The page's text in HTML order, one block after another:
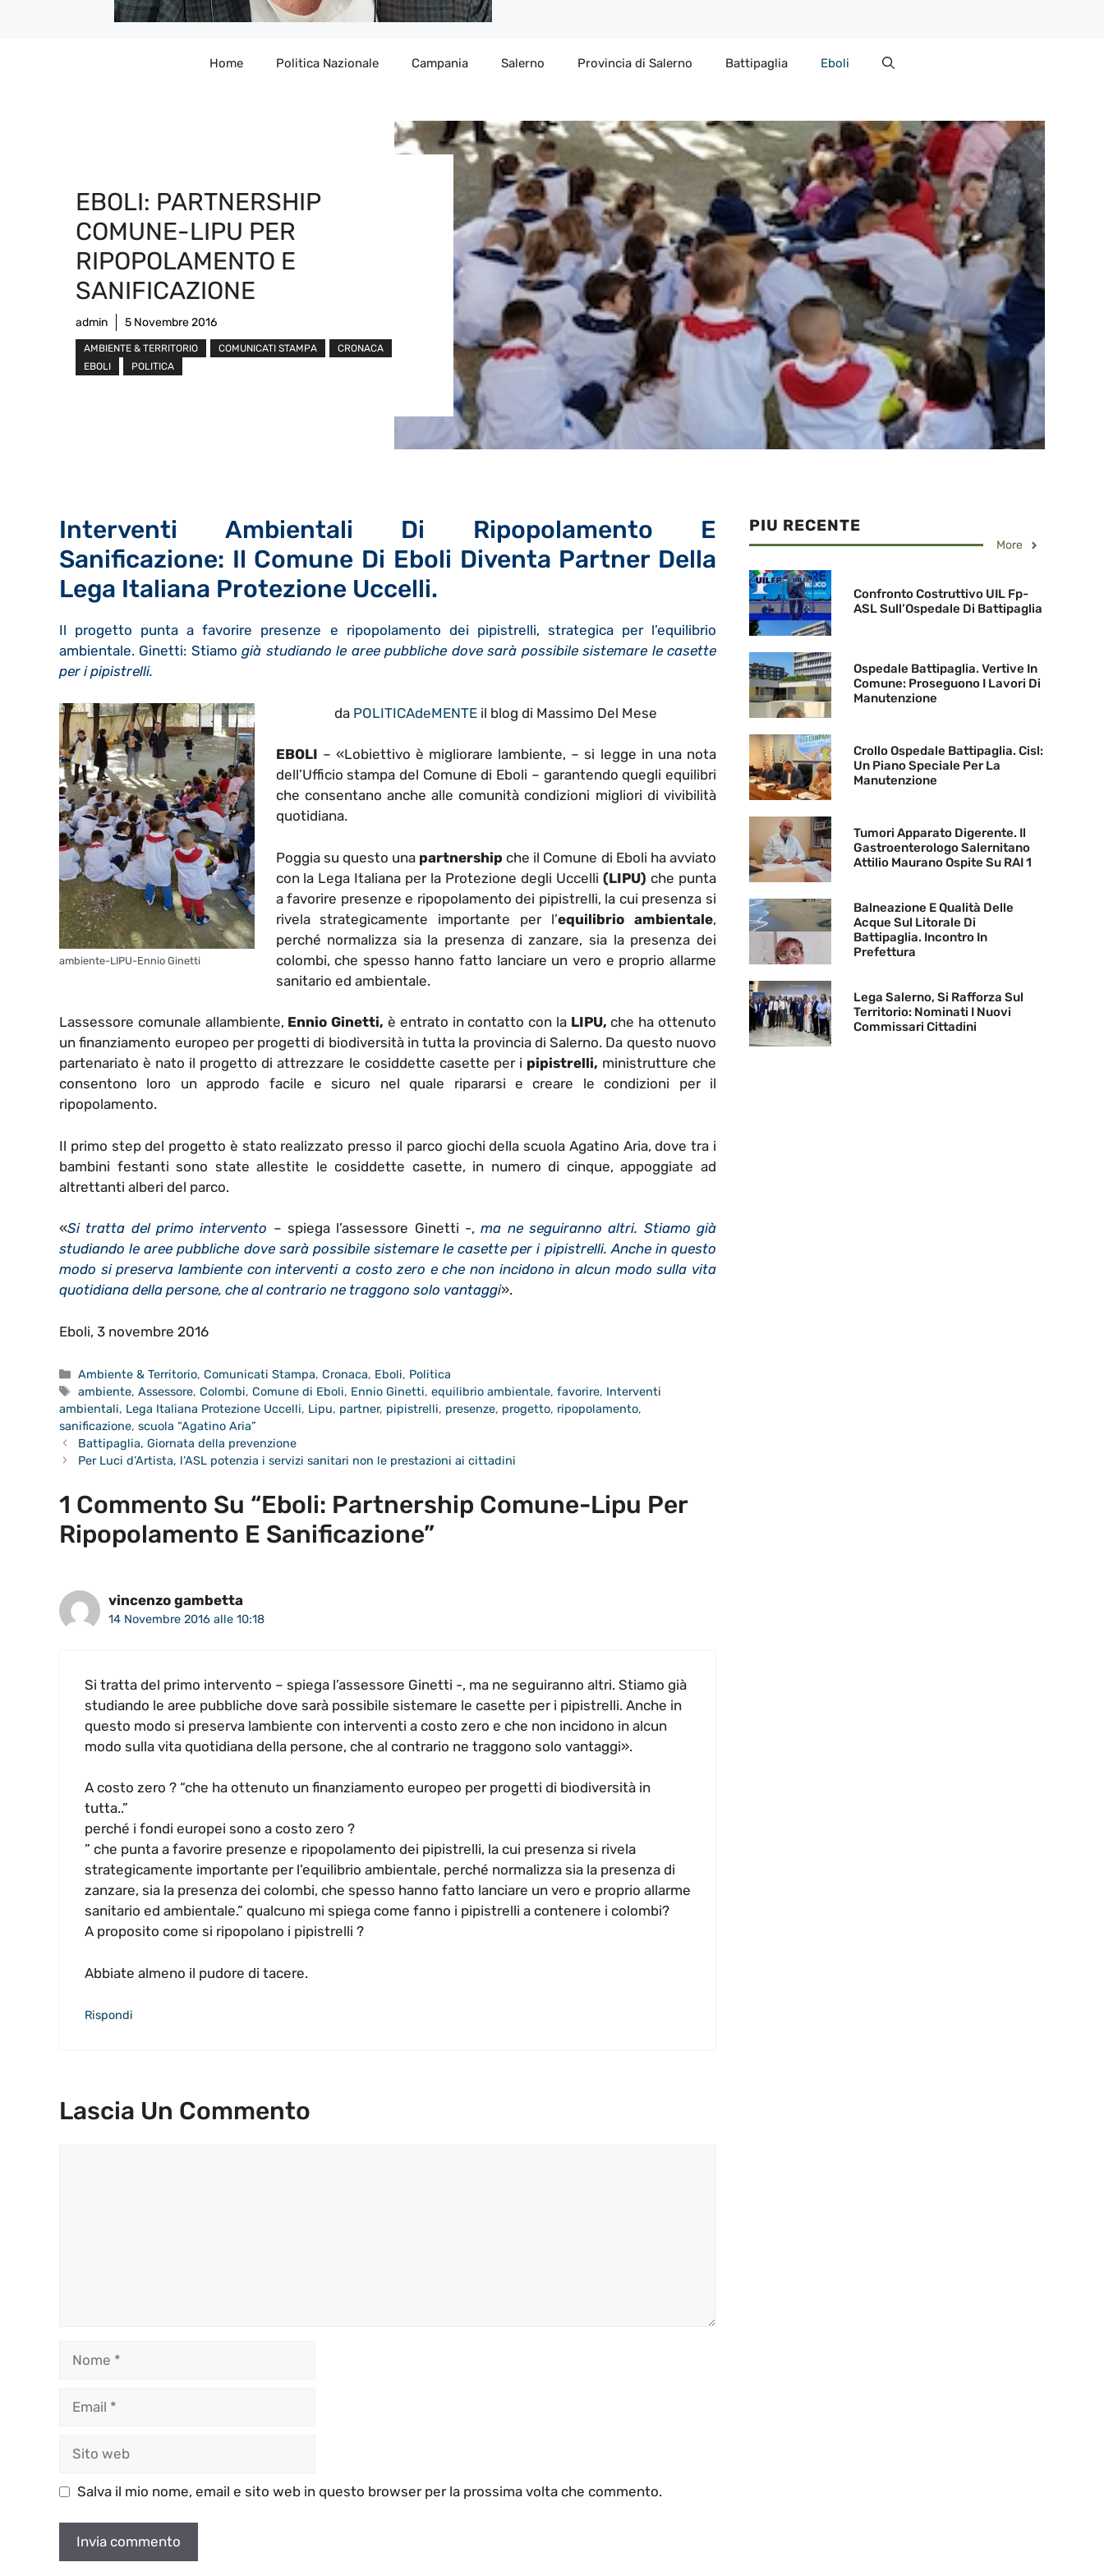
Home Politica Nazionale Campania Salerno Provincia di Salerno Battipaglia Eboli
EBOLI: PARTNERSHIP
COMUNE-LIPU PER
RIPOPOLAMENTO E
SANIFICAZIONE
admin 5 Novembre 2016
AMBIENTE & TERRITORIO COMUNICATI STAMPA
CRONACA
EBOLI
POLITICA
Interventi Ambientali Di Ripopolamento E
Sanificazione: Il Comune Di Eboli Diventa Partner Della
Lega Italiana Protezione Uccelli.
Il progetto punta a favorire presenze e ripopolamento dei pipistrelli, strategica per l’equilibrio
ambientale. Ginetti: Stiamo già studiando le aree pubbliche dove sarà possibile sistemare le casette
per i pipistrelli.
ambiente-LIPU-Ennio Ginetti
da POLITICAdeMENTE il blog di Massimo Del Mese
EBOLI – «Lobiettivo è migliorare lambiente, – si legge in una nota
dell’Ufficio stampa del Comune di Eboli – garantendo quegli equilibri
che consentano anche alle comunità condizioni migliori di vivibilità
quotidiana.
Poggia su questo una partnership che il Comune di Eboli ha avviato
con la Lega Italiana per la Protezione degli Uccelli(LIPU) che punta
a favorire presenze e ripopolamento dei pipistrelli, la cui presenza si
rivela strategicamente importante per l’equilibrio ambientale,
perché normalizza sia la presenza di zanzare, sia la presenza dei
colombi, che spesso hanno fatto lanciare un vero e proprio allarme
sanitario ed ambientale.
Lassessore comunale allambiente, Ennio Ginetti, è entrato in contatto con la LIPU, che ha ottenuto
un finanziamento europeo per progetti di biodiversità in tutta la provincia di Salerno. Da questo nuovo
partenariato è nato il progetto di attrezzare le cosiddette casette per i pipistrelli, ministrutture che
consentono loro un approdo facile e sicuro nel quale ripararsi e creare le condizioni per il
ripopolamento.
Il primo step del progetto è stato realizzato presso il parco giochi della scuola Agatino Aria, dove tra i
bambini festanti sono state allestite le cosiddette casette, in numero di cinque, appoggiate ad
altrettanti alberi del parco.
«Si tratta del primo intervento – spiega l’assessore Ginetti -,ma ne seguiranno altri. Stiamo già
studiando le aree pubbliche dove sarà possibile sistemare le casette per i pipistrelli. Anche in questo
modo si preserva lambiente con interventi a costo zero e che non incidono in alcun modo sulla vita
quotidiana della persone, che al contrario ne traggono solo vantaggi».
Eboli, 3 novembre 2016
Categorie
Ambiente & Territorio,Comunicati Stampa,Cronaca, Eboli, Politica
Tag
ambiente,Assessore,Colombi,Comune di Eboli, Ennio Ginetti,equilibrio ambientale,favorire, Interventi
ambientali, Lega Italiana Protezione Uccelli, Lipu, partner, pipistrelli, presenze, progetto, ripopolamento,
sanificazione, scuola “Agatino Aria”
Battipaglia, Giornata della prevenzione
Per Luci d’Artista, l’ASL potenzia i servizi sanitari non le prestazioni ai cittadini
1 Commento Su “Eboli: Partnership Comune-Lipu Per
Ripopolamento E Sanificazione”
vincenzo gambetta
14 Novembre 2016 alle 10:18
Si tratta del primo intervento – spiega l’assessore Ginetti -, ma ne seguiranno altri. Stiamo già
studiando le aree pubbliche dove sarà possibile sistemare le casette per i pipistrelli. Anche in
questo modo si preserva lambiente con interventi a costo zero e che non incidono in alcun
modo sulla vita quotidiana della persone, che al contrario ne traggono solo vantaggi».
A costo zero ? “che ha ottenuto un finanziamento europeo per progetti di biodiversità in
tutta..”
perché i fondi europei sono a costo zero ?
” che punta a favorire presenze e ripopolamento dei pipistrelli, la cui presenza si rivela
strategicamente importante per l’equilibrio ambientale, perché normalizza sia la presenza di
zanzare, sia la presenza dei colombi, che spesso hanno fatto lanciare un vero e proprio allarme
sanitario ed ambientale.” qualcuno mi spiega come fanno i pipistrelli a contenere i colombi?
A proposito come si ripopolano i pipistrelli ?
Abbiate almeno il pudore di tacere.
Rispondi
Lascia Un Commento
web
Salva il mio nome, email e sito web in questo browser per la prossima volta che commento.
PIU RECENTE
More
Confronto Costruttivo UIL Fp-
ASL Sull’Ospedale Di Battipaglia
Ospedale Battipaglia. Vertive In
Comune: Proseguono I Lavori Di
Manutenzione
Crollo Ospedale Battipaglia. Cisl:
Un Piano Speciale Per La
Manutenzione
Tumori Apparato Digerente. Il
Gastroenterologo Salernitano
Attilio Maurano Ospite Su RAI 1
Balneazione E Qualità Delle
Acque Sul Litorale Di
Battipaglia. Incontro In
Prefettura
Lega Salerno, Si Rafforza Sul
Territorio: Nominati I Nuovi
Commissari Cittadini